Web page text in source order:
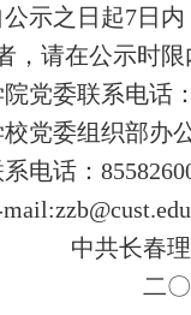
公示之日起7日
，请在公示时
党委联系电话
党委组织部办
电话：
共长春理工
〇二六